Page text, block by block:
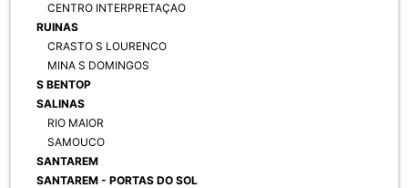
CENTRO INTERPRETAÇAO
RUINAS
CRASTO S LOURENCO
MINA S DOMINGOS
S BENTOP
SALINAS
RIO MAIOR
SAMOUCO
SANTAREM
SANTAREM - PORTAS DO SOL